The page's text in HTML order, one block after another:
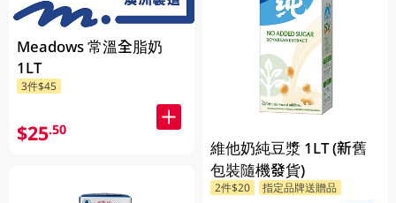
Meadows 常溫全脂奶
1LT
3件$45
$25.50
維他奶純豆漿 1LT (新舊
包裝隨機發貨)
2件$20 指定品牌送贈品